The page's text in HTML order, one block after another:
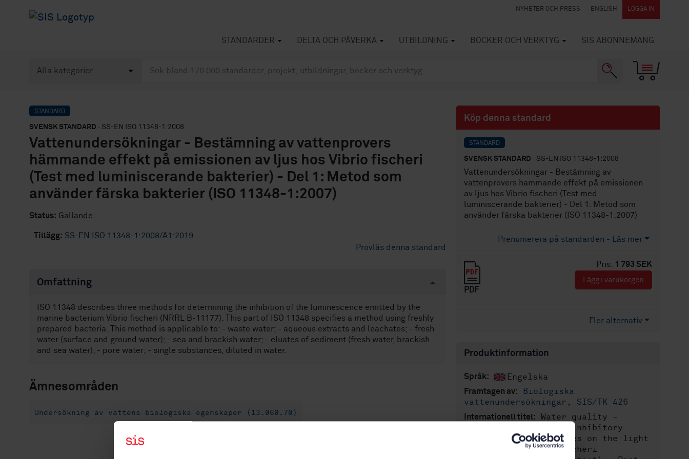
NYHETER OCH PRESS ENGLISH LOGGA IN
STANDARDER DELTA OCH PÅVERKA UTBILDNING BÖCKER OCH VERKTYG SIS ABONNEMANG
STANDARD
SVENSK STANDARD · SS-EN ISO 11348-1:2008
Vattenundersökningar - Bestämning av vattenprovers
hämmande effekt på emissionen av ljus hos Vibrio fischeri
(Test med luminiscerande bakterier) - Del 1: Metod som
använder färska bakterier (ISO 11348-1:2007)
Status: Gällande
· Tillägg: SS-EN ISO 11348-1:2008/A1:2019
Provläs denna standard
Omfattning
ISO 11348 describes three methods for determining the inhibition of the luminescence emitted by the
marine bacterium Vibrio fischeri (NRRL B-11177). This part of ISO 11348 specifies a method using freshly
prepared bacteria. This method is applicable to: - waste water; - aqueous extracts and leachates; - fresh
water (surface and ground water); - sea and brackish water; - eluates of sediment (fresh water, brackish
and sea water); - pore water; - single substances, diluted in water.
Ämnesområden
Undersökning av vattens biologiska egenskaper (13.060.70)
Köp denna standard
STANDARD
SVENSK STANDARD · SS-EN ISO 11348-1:2008
Vattenundersökningar - Bestämning av
vattenprovers hämmande effekt på emissionen
av ljus hos Vibrio fischeri (Test med
luminiscerande bakterier) - Del 1: Metod som
använder färska bakterier (ISO 11348-1:2007)
Prenumerera på standarden - Läs mer
Pris: 1 793 SEK
PDF
Lägg i varukorgen
Fler alternativ
Produktinformation
Språk: Engelska
Framtagen av:
Biologiska
vattenundersökningar, SIS/TK 426
Internationell titel:
Water quality -
Determination of the inhibitory
effect of water samples on the light
emission of Vibrio fischeri